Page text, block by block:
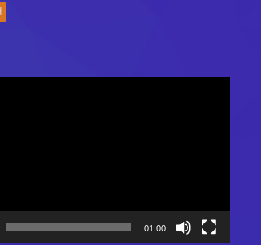
01:00